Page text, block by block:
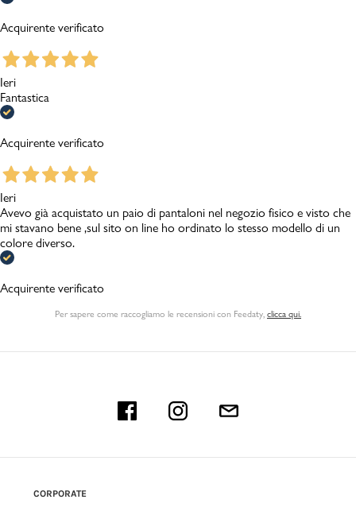
Acquirente verificato
Ieri
Fantastica
Acquirente verificato
Ieri
Avevo già acquistato un paio di pantaloni nel negozio fisico e visto che
mi stavano bene ,sul sito on line ho ordinato lo stesso modello di un
colore diverso.
Acquirente verificato
Per sapere come raccogliamo le recensioni con Feedaty clicca qui.
CORPORATE